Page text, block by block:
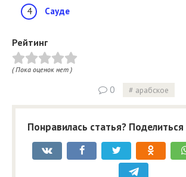
Сауде
Рейтинг
( Пока оценок нет )
0 арабское
Понравилась статья?